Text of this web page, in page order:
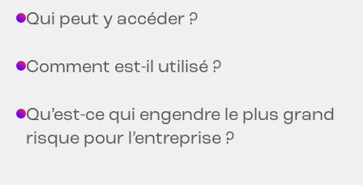
Qui peut y accéder ?
Comment est-il utilisé ?
Qu’est-ce qui engendre le plus grand
risque pour l’entreprise ?